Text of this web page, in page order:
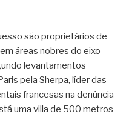
são proprietários de
áreas nobres do eixo
levantamentos
pela Sherpa, líder das
francesas na denúncia
uma villa de 500 metros